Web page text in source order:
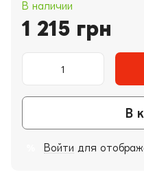
В наличии
1 215 грн
В
Войти для